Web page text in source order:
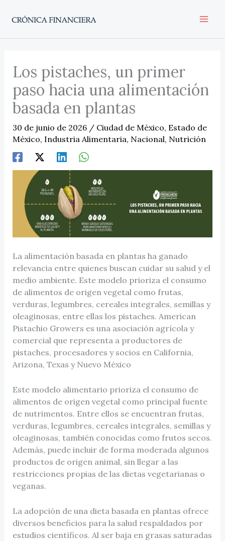
Los pistaches, un primer
paso hacia una alimentación
basada en plantas
30 de junio de 2026 / Ciudad de México, Estado de
México, Industria Alimentaria, Nacional, Nutrición
La alimentación basada en plantas ha ganado
relevancia entre quienes buscan cuidar su salud y el
medio ambiente. Este modelo prioriza el consumo
de alimentos de origen vegetal como frutas,
verduras, legumbres, cereales integrales, semillas y
oleaginosas, entre ellas los pistaches. American
Pistachio Growers es una asociación agrícola y
comercial que representa a productores de
pistaches, procesadores y socios en California,
Arizona, Texas y Nuevo México
Este modelo alimentario prioriza el consumo de
alimentos de origen vegetal como principal fuente
de nutrimentos. Entre ellos se encuentran frutas,
verduras, legumbres, cereales integrales, semillas y
oleaginosas, también conocidas como frutos secos.
Además, puede incluir de forma moderada algunos
productos de origen animal, sin llegar a las
restricciones propias de las dietas vegetarianas o
veganas.
La adopción de una dieta basada en plantas ofrece
diversos beneficios para la salud respaldados por
estudios científicos. Al ser baja en grasas saturadas